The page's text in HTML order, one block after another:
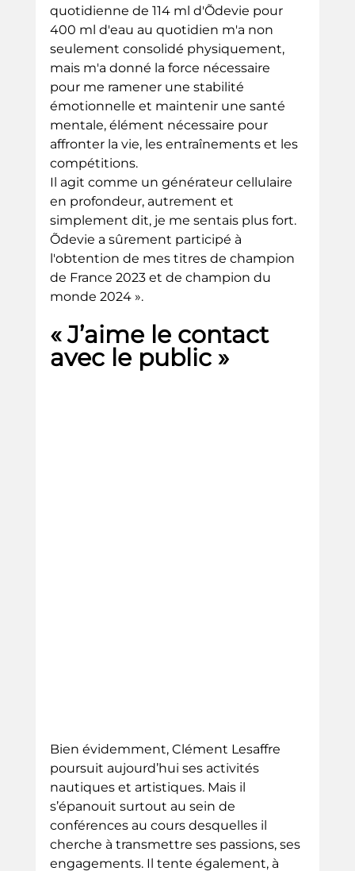
quotidienne de 114 ml d'Õdevie pour
400 ml d'eau au quotidien m'a non
seulement consolidé physiquement,
mais m'a donné la force nécessaire
pour me ramener une stabilité
émotionnelle et maintenir une santé
mentale, élément nécessaire pour
affronter la vie, les entraînements et les
compétitions.
Il agit comme un générateur cellulaire
en profondeur, autrement et
simplement dit, je me sentais plus fort.
Õdevie a sûrement participé à
l'obtention de mes titres de champion
de France 2023 et de champion du
monde 2024 ».
« J’aime le contact
avec le public »
Bien évidemment, Clément Lesaffre
poursuit aujourd’hui ses activités
nautiques et artistiques. Mais il
s’épanouit surtout au sein de
conférences au cours desquelles il
cherche à transmettre ses passions, ses
engagements. Il tente également, à